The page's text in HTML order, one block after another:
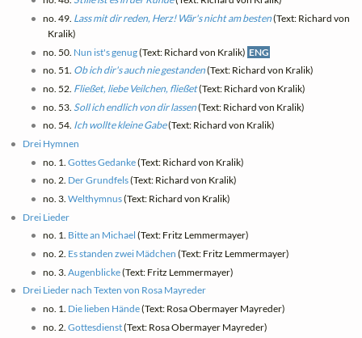
no. 49. Lass mit dir reden, Herz! Wär's nicht am besten(Text: Richard von
Kralik)
no. 50. Nun ist's genug(Text: Richard von Kralik) ENG
no. 51. Ob ich dir's auch nie gestanden(Text: Richard von Kralik)
no. 52. Fließet, liebe Veilchen, fließet(Text: Richard von Kralik)
no. 53. Soll ich endlich von dir lassen(Text: Richard von Kralik)
no. 54. Ich wollte kleine Gabe(Text: Richard von Kralik)
Drei Hymnen
no. 1. Gottes Gedanke(Text: Richard von Kralik)
no. 2. Der Grundfels(Text: Richard von Kralik)
no. 3. Welthymnus(Text: Richard von Kralik)
Drei Lieder
no. 1. Bitte an Michael (Text: Fritz Lemmermayer)
no. 2. Es standen zwei Mädchen (Text: Fritz Lemmermayer)
no. 3. Augenblicke(Text: Fritz Lemmermayer)
Drei Lieder nach Texten von Rosa Mayreder
no. 1. Die lieben Hände(Text: Rosa Obermayer Mayreder)
no. 2. Gottesdienst(Text: Rosa Obermayer Mayreder)